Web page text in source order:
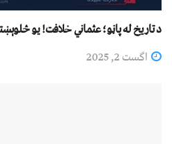
د تاریخ له پاڼو؛ عثماني خلافت! یو
اگست 2, 2025